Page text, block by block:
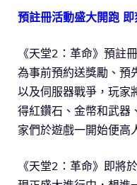
預註冊活動盛大開跑
《天堂2：革命》預註
為事前預約送獎勵、預
以及伺服器戰爭，玩家
得紅鑽石、金幣和武器
家們於遊戲一開始便高
《天堂2：革命》即將